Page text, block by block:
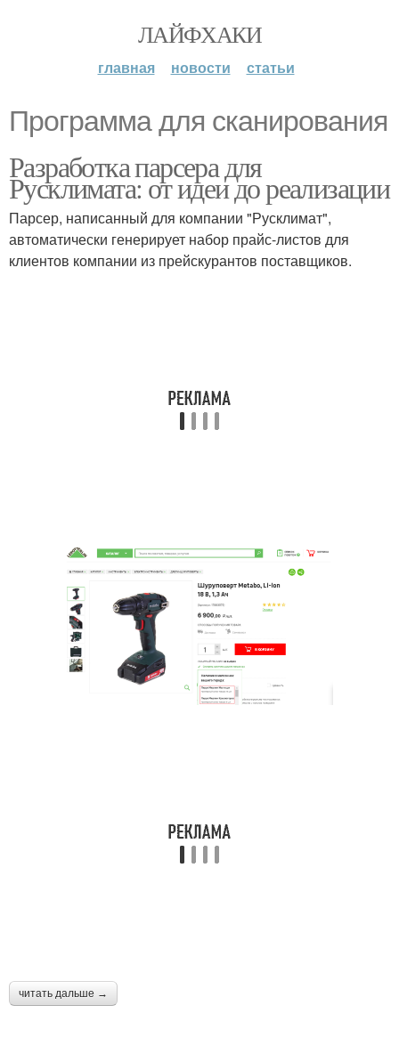
ЛАЙФХАКИ
главная новости статьи
Программа для сканирования
Разработка парсера для
Русклимата: от идеи до реализации
Парсер, написанный для компании "Русклимат",
автоматически генерирует набор прайс-листов для
клиентов компании из прейскурантов поставщиков.
читать дальше →